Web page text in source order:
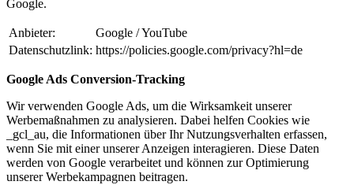
Google.
Anbieter:
Google / YouTube
Datenschutzlink: https://policies.google.com/privacy?hl=de
Google Ads Conversion-Tracking
Wir verwenden Google Ads, um die Wirksamkeit unserer
Werbemaßnahmen zu analysieren. Dabei helfen Cookies wie
_gcl_au, die Informationen über Ihr Nutzungsverhalten erfassen,
wenn Sie mit einer unserer Anzeigen interagieren. Diese Daten
werden von Google verarbeitet und können zur Optimierung
unserer Werbekampagnen beitragen.